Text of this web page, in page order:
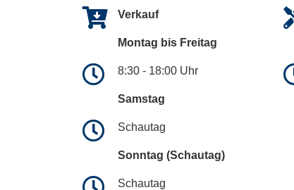
Verkauf
Montag bis Freitag
8:30 - 18:00 Uhr
Samstag
Schautag
Sonntag (Schautag)
Schautag